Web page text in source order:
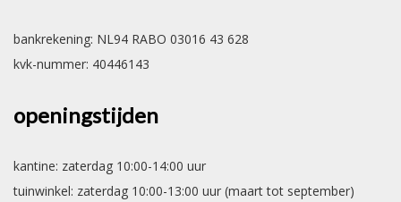
bankrekening: NL94 RABO 03016 43 628
kvk-nummer: 40446143
openingstijden
kantine: zaterdag 10:00-14:00 uur
tuinwinkel: zaterdag 10:00-13:00 uur (maart tot september)